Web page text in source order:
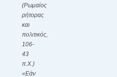
(Ρωμαίος
ρήτορας
και
πολιτικός,
106-
43
π.Χ.)
«Εάν